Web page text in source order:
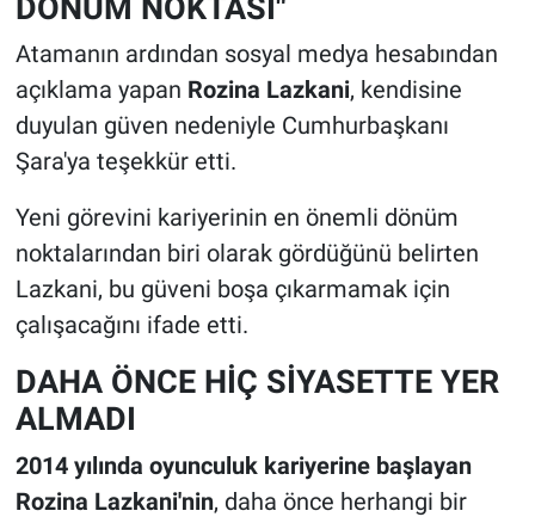
Atamanın ardından sosyal medya hesabından
açıklama yapan Rozina Lazkani, kendisine
duyulan güven nedeniyle Cumhurbaşkanı
Şara'ya teşekkür etti.
Yeni görevini kariyerinin en önemli dönüm
noktalarından biri olarak gördüğünü belirten
Lazkani, bu güveni boşa çıkarmamak için
çalışacağını ifade etti.
DAHA ÖNCE HİÇ SİYASETTE YER
ALMADI
2014 yılında oyunculuk kariyerine başlayan
Rozina Lazkani'nin, daha önce herhangi bir